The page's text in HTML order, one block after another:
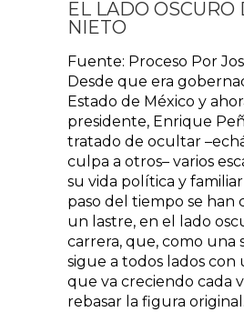
EL LADO OSCURO
NIETO
Fuente: Proceso Por
Desde que era
Estado de México y
presidente, Enrique
tratado de ocultar
culpa a otros– varios
su vida política y
paso del tiempo se han
un lastre, en el lado
carrera, que, como una
sigue a todos lados con
que va creciendo cada
rebasar la figura